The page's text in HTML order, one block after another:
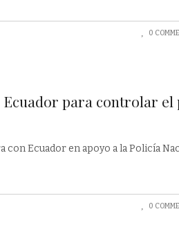
0
para controlar el
Ecuador en apoyo a la Policía
0